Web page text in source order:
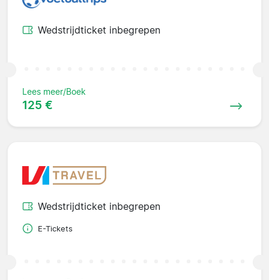
Wedstrijdticket inbegrepen
Lees meer/Boek
125 €
Wedstrijdticket inbegrepen
E-Tickets